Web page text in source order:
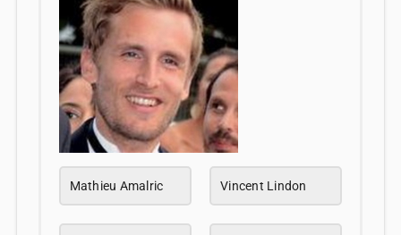
Mathieu Amalric Vincent Lindon